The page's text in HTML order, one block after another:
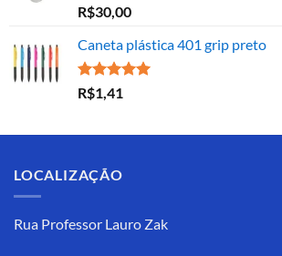
Avaliação
5.00
de 5
R$30,00
Caneta plástica 401 grip preto
Avaliação
5.00 de 5
R$1,41
LOCALIZAÇÃO
Rua Professor Lauro Zak